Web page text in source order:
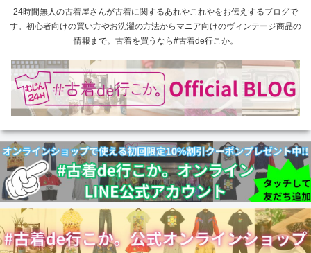
24時間無人の古着屋さんが古着に関するあれやこれやをお伝えするブログで
す。初心者向けの買い方やお洗濯の方法からマニア向けのヴィンテージ商品の
情報まで。古着を買うなら#古着de行こか。